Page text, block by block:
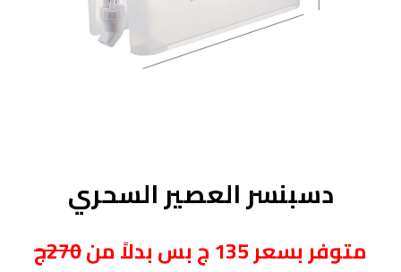
دسبنسر العصير السحري
متوفر بسعر 135 ج بس بدلاً من 270ج